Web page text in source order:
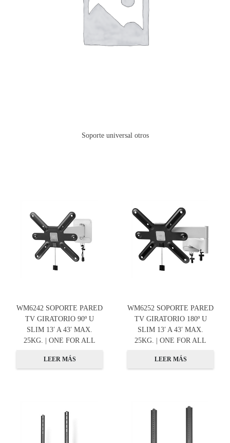
Soporte universal otros
WM6242 SOPORTE PARED
TV GIRATORIO 90º U
SLIM 13′ A 43′ MAX.
25KG. | ONE FOR ALL
LEER MÁS
WM6252 SOPORTE PARED
TV GIRATORIO 180º U
SLIM 13′ A 43′ MAX.
25KG. | ONE FOR ALL
LEER MÁS